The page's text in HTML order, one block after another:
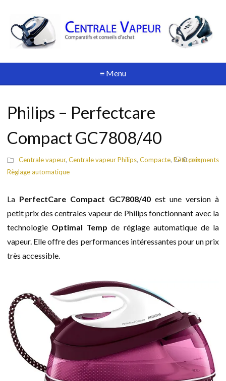
≡ Menu
Philips – Perfectcare
Compact GC7808/40
Centrale vapeur, Centrale vapeur Philips, Compacte, Petit prix,
Règlage automatique
0comments
La PerfectCare Compact GC7808/40 est une version à
petit prix des centrales vapeur de Philips fonctionnant avec la
technologie Optimal Temp de réglage automatique de la
vapeur. Elle offre des performances intéressantes pour un prix
très accessible.